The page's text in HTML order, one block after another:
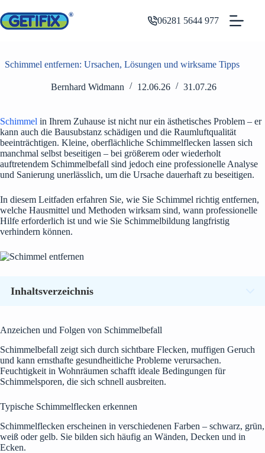
Inhalt
springen
06281 5644 977
Schimmel entfernen: Ursachen, Lösungen und wirksame Tipps
Bernhard Widmann 12.06.26 31.07.26
Schimmel in Ihrem Zuhause ist nicht nur ein ästhetisches Problem – er
kann auch die Bausubstanz schädigen und die Raumluftqualität
beeinträchtigen. Kleine, oberflächliche Schimmelflecken lassen sich
manchmal selbst beseitigen – bei größerem oder wiederholt
auftretendem Schimmelbefall sind jedoch eine professionelle Analyse
und Sanierung unerlässlich, um die Ursache dauerhaft zu beseitigen.
In diesem Leitfaden erfahren Sie, wie Sie Schimmel richtig entfernen,
welche Hausmittel und Methoden wirksam sind, wann professionelle
Hilfe erforderlich ist und wie Sie Schimmelbildung langfristig
verhindern können.
Inhaltsverzeichnis
Anzeichen und Folgen von Schimmelbefall
Schimmelbefall zeigt sich durch sichtbare Flecken, muffigen Geruch
und kann ernsthafte gesundheitliche Probleme verursachen.
Feuchtigkeit in Wohnräumen schafft ideale Bedingungen für
Schimmelsporen, die sich schnell ausbreiten.
Typische Schimmelflecken erkennen
Schimmelflecken erscheinen in verschiedenen Farben – schwarz, grün,
weiß oder gelb. Sie bilden sich häufig an Wänden, Decken und in
Ecken.